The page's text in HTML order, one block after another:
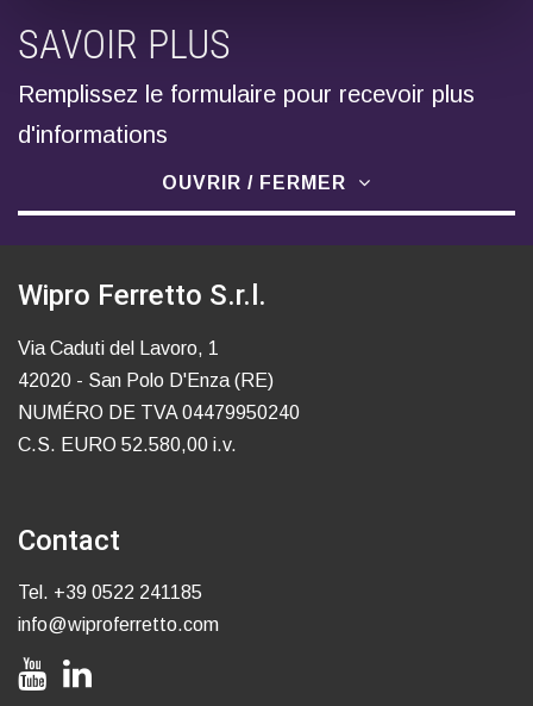
SAVOIR PLUS
Remplissez le formulaire pour recevoir plus
d'informations
OUVRIR / FERMER
Wipro Ferretto S.r.l.
Via Caduti del Lavoro, 1
42020 - San Polo D'Enza (RE)
NUMÉRO DE TVA 04479950240
C.S. EURO 52.580,00 i.v.
Contact
Tel. +39 0522 241185
info@wiproferretto.com